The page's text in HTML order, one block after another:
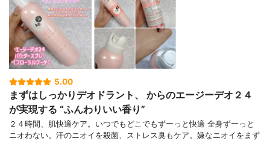
5.00
まずはしっかりデオドラント、 からのエージーデオ２４
が実現する “ふんわりいい香り”
２４時間、肌快適ケア。いつでもどこでもずーっと快適 全身ずーっと
ニオわない。汗のニオイを殺菌、ストレス臭もケア。嫌なニオイをまず